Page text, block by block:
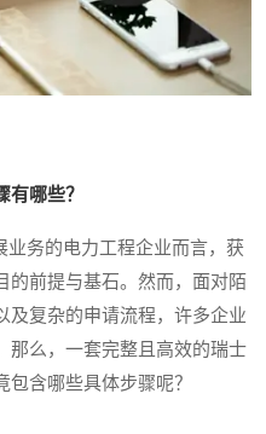
哪些？
务的电力工程企业而言，获
的前提与基石。然而，面对陌
及复杂的申请流程，许多企业
那么，一套完整且高效的瑞士
含哪些具体步骤呢？